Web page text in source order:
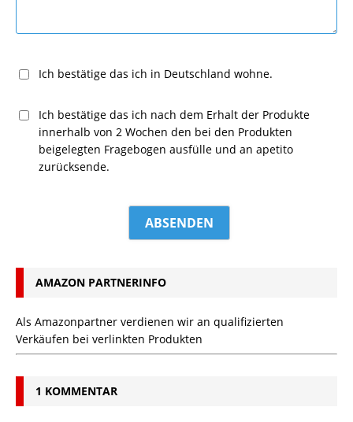
Ich bestätige das ich in Deutschland wohne.
Ich bestätige das ich nach dem Erhalt der Produkte
innerhalb von 2 Wochen den bei den Produkten
beigelegten Fragebogen ausfülle und an apetito
zurücksende.
AMAZON PARTNERINFO
Als Amazonpartner verdienen wir an qualifizierten
Verkäufen bei verlinkten Produkten
1 KOMMENTAR